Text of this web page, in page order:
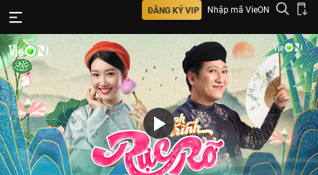
ĐĂNG KÝ VIP Nhập mã VieON